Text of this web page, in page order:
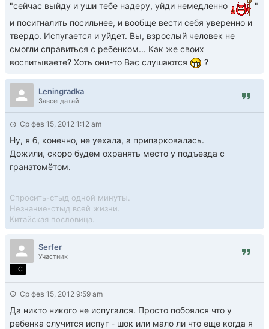
"сейчас выйду и уши тебе надеру, уйди немедленно
"
и посигналить посильнее, и вообще вести себя уверенно и
твердо. Испугается и уйдет. Вы, взрослый человек не
смогли справиться с ребенком... Как же своих
воспитываете? Хоть они-то Вас слушаются
?
Leningradka
Завсегдатай
Ср фев 15, 2012 1:12 am
Ну, я б, конечно, не уехала, а припарковалась.
Дожили, скоро будем охранять место у подъезда с
гранатомётом.
Спросить-стыд одной минуты.
Незнание-стыд всей жизни.
Китайская пословица.
Serfer
Участник
TC
Ср фев 15, 2012 9:59 am
Да никто никого не испугался. Просто побоялся что у
ребенка случится испуг - шок или мало ли что еще когда я